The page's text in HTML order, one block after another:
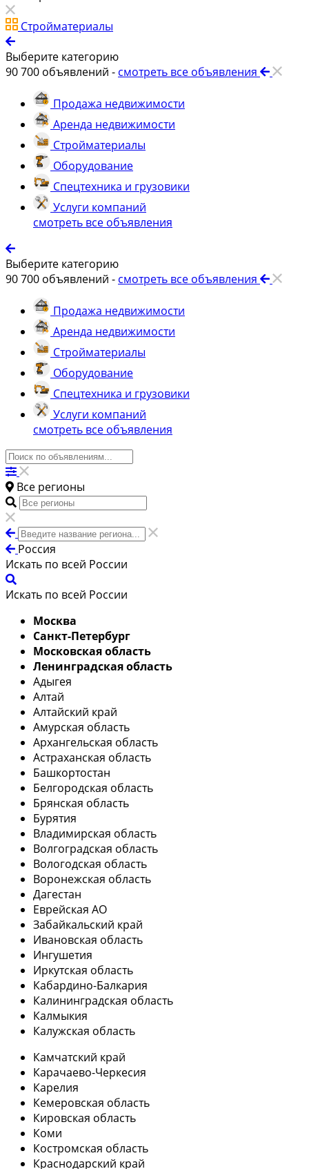
Стройматериалы
Выберите категорию
90 700 объявлений - смотреть все объявления
Продажа недвижимости
Аренда недвижимости
Стройматериалы
Оборудование
Спецтехника и грузовики
Услуги компаний
смотреть все объявления
Выберите категорию
90 700 объявлений - смотреть все объявления
Продажа недвижимости
Аренда недвижимости
Стройматериалы
Оборудование
Спецтехника и грузовики
Услуги компаний
смотреть все объявления
Все регионы
Россия
Искать по всей России
Искать по всей России
Москва
Санкт-Петербург
Московская область
Ленинградская область
Адыгея
Алтай
Алтайский край
Амурская область
Архангельская область
Астраханская область
Башкортостан
Белгородская область
Брянская область
Бурятия
Владимирская область
Волгоградская область
Вологодская область
Воронежская область
Дагестан
Еврейская АО
Забайкальский край
Ивановская область
Ингушетия
Иркутская область
Кабардино-Балкария
Калининградская область
Калмыкия
Калужская область
Камчатский край
Карачаево-Черкесия
Карелия
Кемеровская область
Кировская область
Коми
Костромская область
Краснодарский край